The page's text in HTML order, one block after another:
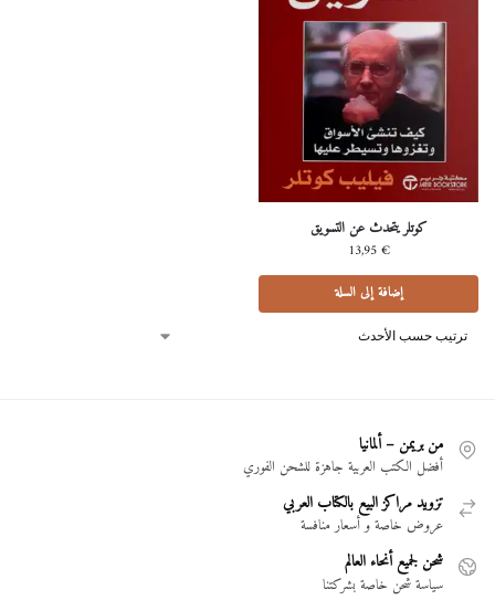
كوتلر يتحدث عن التسويق
13,95€
إضافة إلى السلة
من بريمن – ألمانيا
أفضل الكتب العربية جاهزة للشحن الفوري
تزويد مراكز البيع بالكتاب العربي
عروض خاصة و أسعار منافسة
شحن لجميع أنحاء العالم
سياسة شحن خاصة بشركتنا